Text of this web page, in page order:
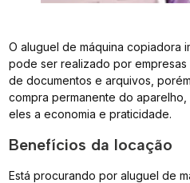
O aluguel de máquina copiadora
pode ser realizado por empresas
de documentos e arquivos,
compra permanente do
eles a economia e praticidade.
Benefícios da locação
Está procurando por aluguel de